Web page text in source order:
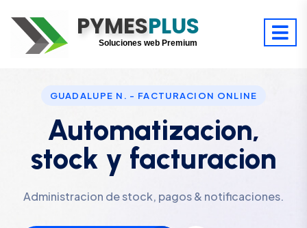
PYMESPLUS
Digitaliza tu éxito
Soluciones web Premium
GUADALUPE N. - FACTURACION ONLINE
Automatizacion,
stock y facturacion
Administracion de stock, pagos & notificaciones.